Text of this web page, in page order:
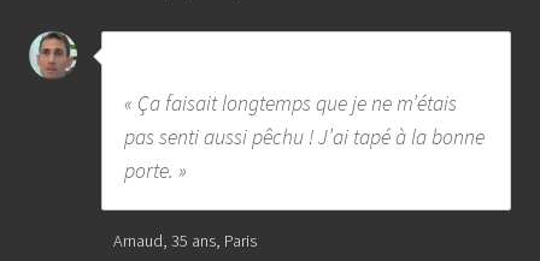
« Ça faisait longtemps que je ne m’étais
pas senti aussi pêchu ! J’ai tapé à la bonne
porte. »
Arnaud, 35 ans, Paris